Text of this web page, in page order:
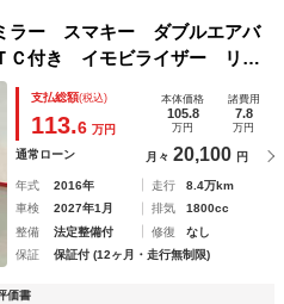
ラー スマキー ダブルエアバ
付き イモビライザー リモ
モリーナビゲーション ＡＢ
ホイール
支払総額(税込)
113.6 万円
本体価格
105.8
万円
諸費用
7.8
万円
通常ローン 月々 20,100 円
年式 2016年 走行
8.4万km
車検
2027年1月 排気
1800cc
整備
法定整備付 修復
なし
保証
保証付 (12ヶ月・走行無制限)
価書